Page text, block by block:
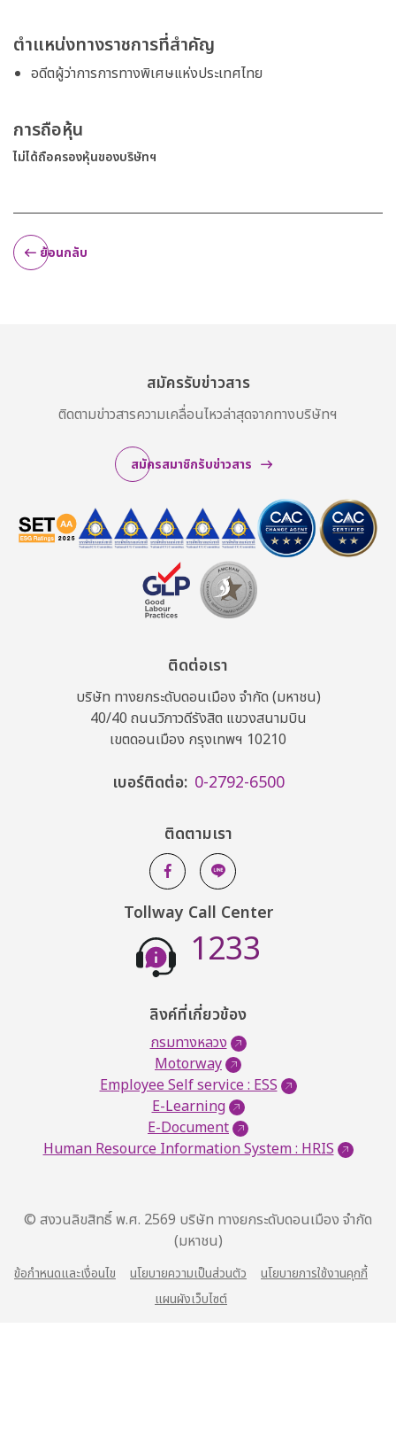
ตำแหน่งทางราชการที่สำคัญ
อดีตผู้ว่าการการทางพิเศษแห่งประเทศไทย
การถือหุ้น
ไม่ได้ถือครองหุ้นของบริษัทฯ
ย้อนกลับ
สมัครรับข่าวสาร
ติดตามข่าวสารความเคลื่อนไหวล่าสุดจากทางบริษัทฯ
สมัครสมาชิกรับข่าวสาร
ติดต่อเรา
บริษัท ทางยกระดับดอนเมือง จำกัด (มหาชน)
40/40 ถนนวิภาวดีรังสิต แขวงสนามบิน
เขตดอนเมือง กรุงเทพฯ 10210
เบอร์ติดต่อ: 0-2792-6500
ติดตามเรา
Tollway Call Center
1233
ลิงค์ที่เกี่ยวข้อง
กรมทางหลวง
Motorway
Employee Self service : ESS
E-Learning
E-Document
Human Resource Information System : HRIS
© สงวนลิขสิทธิ์ พ.ศ. 2569 บริษัท ทางยกระดับดอนเมือง จำกัด
(มหาชน)
ข้อกำหนดและเงื่อนไข นโยบายความเป็นส่วนตัว
นโยบายการใช้งานคุกกี้
แผนผังเว็บไซต์